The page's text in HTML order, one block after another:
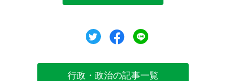
ツイートシェア
行政・政治の記事一覧